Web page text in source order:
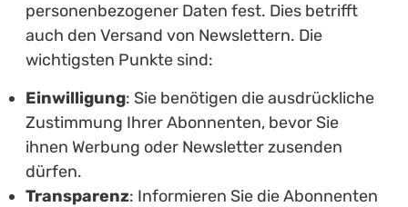
personenbezogener Daten fest. Dies betrifft
auch den Versand von Newslettern. Die
wichtigsten Punkte sind:
Einwilligung: Sie benötigen die ausdrückliche
Zustimmung Ihrer Abonnenten, bevor Sie
ihnen Werbung oder Newsletter zusenden
dürfen.
Transparenz: Informieren Sie die Abonnenten